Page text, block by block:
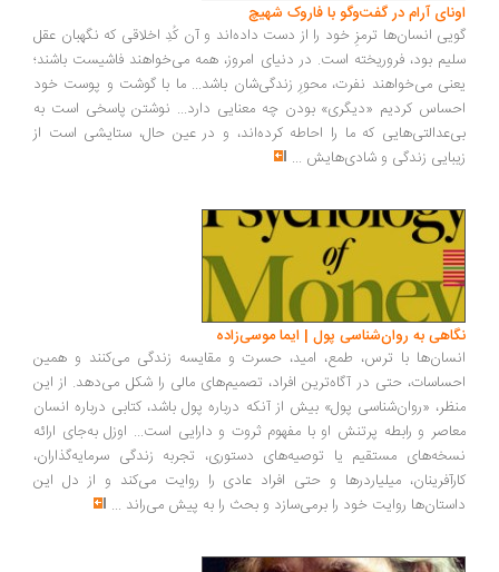
آرام در گفت‌وگو با فاروک شهیچ‭
انسان‌ها ترمزِ خود را از دست داده‌اند و آن کُدِ اخلاقی که نگهبان عقل
بود، فروریخته است. در دنیای امروز، همه می‌خواهند فاشیست باشند؛
می‌خواهند نفرت، محورِ زندگی‌شان باشد... ما با گوشت و پوست خود
کردیم «دیگری» بودن چه معنایی دارد... نوشتن پاسخی است به
که ما را احاطه کرده‌اند، و در عین حال، ستایشی است از
زندگی و شادی‌هایش...
به روان‌شناسی پول | ایما موسی‌زاده
با ترس، طمع، امید، حسرت و مقایسه زندگی می‌کنند و همین
حتی در آگاه‌ترین افراد، تصمیم‌های مالی را شکل می‌دهد. از این
«روان‌شناسی پول» بیش از آنکه درباره پول باشد، کتابی درباره انسان
و رابطه پرتنش او با مفهوم ثروت و دارایی است... اوزل به‌جای ارائه
مستقیم یا توصیه‌های دستوری، تجربه زندگی سرمایه‌گذاران،
میلیاردرها و حتی افراد عادی را روایت می‌کند و از دل این
روایت خود را برمی‌سازد و بحث را به پیش می‌راند...